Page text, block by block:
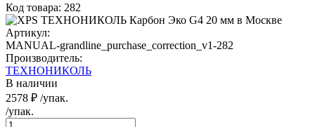
Код товара: 282
Артикул:
MANUAL-grandline_purchase_correction_v1-282
Производитель:
ТЕХНОНИКОЛЬ
В наличии
2578 ₽ /упак.
/упак.